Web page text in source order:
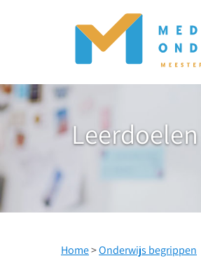
Home>Onderwijs begrippen